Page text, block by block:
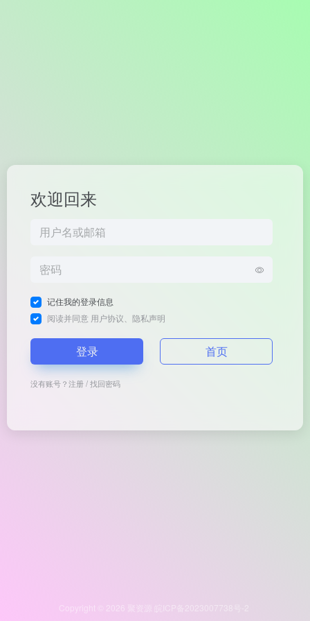
欢迎回来
记住我的登录信息
阅读并同意 用户协议 隐私声明
登录 首页
没有账号？注册/找回密码
Copyright © 2026